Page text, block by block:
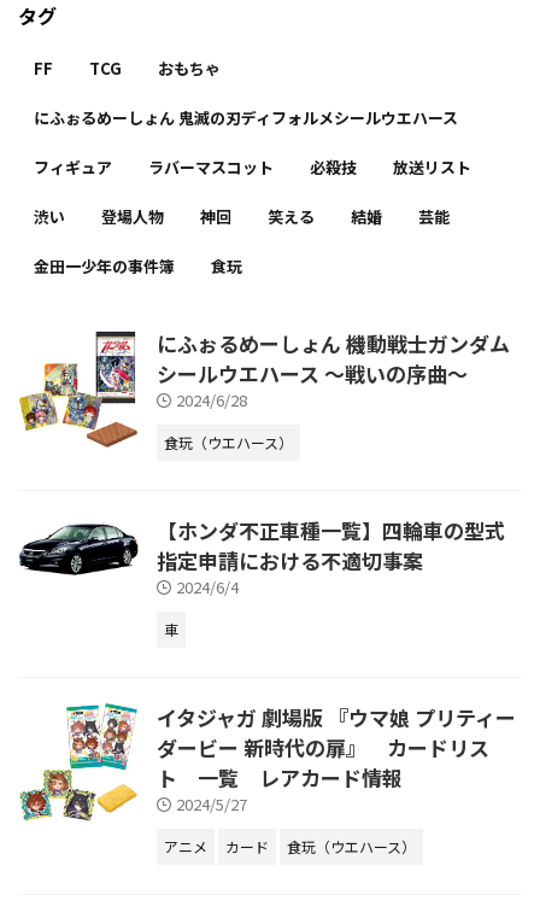
タグ
FF TCG おもちゃ
にふぉるめーしょん 鬼滅の刃ディフォルメシールウエハース
フィギュア ラバーマスコット 必殺技 放送リスト
渋い 登場人物 神回 笑える 結婚 芸能
金田一少年の事件簿 食玩
にふぉるめーしょん 機動戦士ガンダム
シールウエハース ～戦いの序曲～
2024/6/28
食玩（ウエハース）
【ホンダ不正車種一覧】四輪車の型式
指定申請における不適切事案
2024/6/4
車
イタジャガ 劇場版 『ウマ娘 プリティー
ダービー 新時代の扉』 カードリス
ト 一覧 レアカード情報
2024/5/27
アニメ カード 食玩（ウエハース）